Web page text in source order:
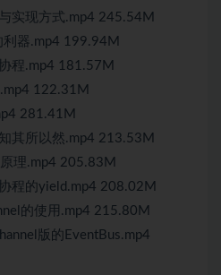
实现方式.mp4 245.54M
器.mp4 199.94M
程.mp4 181.57M
122.31M
281.41M
其所以然.mp4 213.53M
理.mp4 205.83M
程的yield.mp4 208.02M
的使用.mp4 215.80M
版的EventBus.mp4